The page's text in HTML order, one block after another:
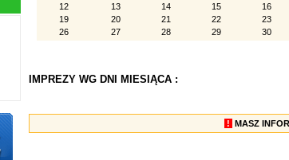
12
13 14 15 16
19
20 21 22 23
26
27 28 29 30
IMPREZY WG DNI MIESIĄCA :
! MASZ